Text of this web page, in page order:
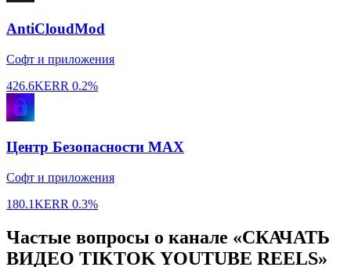
AntiCloudMod
Софт и приложения
426.6KERR 0.2%
Центр Безопасности MAX
Софт и приложения
180.1KERR 0.3%
Частые вопросы о канале «СКАЧАТЬ
ВИДЕО TIKTOK YOUTUBE REELS»